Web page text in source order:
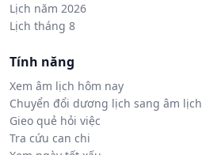
Lịch năm 2026
Lịch tháng 8
Tính năng
Xem âm lịch hôm nay
Chuyển đổi dương lịch sang âm lịch
Gieo quẻ hỏi việc
Tra cứu can chi